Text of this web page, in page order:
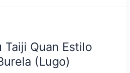
Taiji Quan Estilo
(Lugo)